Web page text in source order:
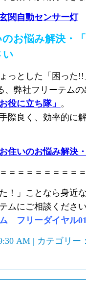
関自動センサー灯
お悩み解決・
い
っとした「困った
、弊社フリーテム
役に立ち隊」 。
際良く、効率的に
お住いのお悩み解決
＝＝＝＝＝＝＝＝
！」ことなら身近
ムにご相談くださ
フリーダイヤル
AM | カテゴリー